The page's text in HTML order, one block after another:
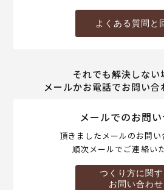
よくある質問と
それでも解決しない
メールかお電話でお問い合
メールでのお問
頂きましたメールのお問い
順次メールでご連絡い
つくり方に関す
お問い合わせ